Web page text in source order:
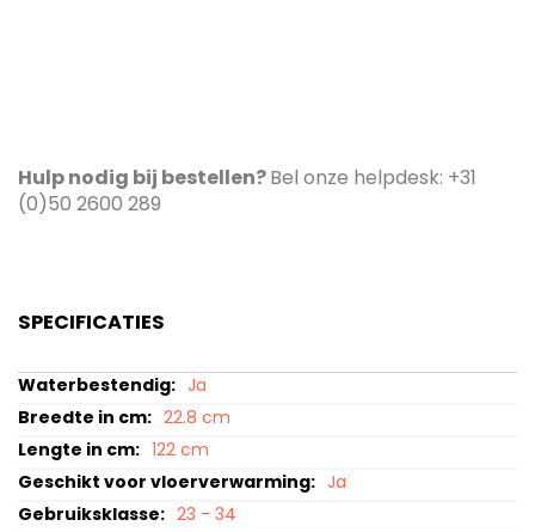
Hulp nodig bij bestellen?Bel onze helpdesk: +31
(0)50 2600 289
SPECIFICATIES
Specificaties
Ja
22.8 cm
122 cm
Ja
23 - 34